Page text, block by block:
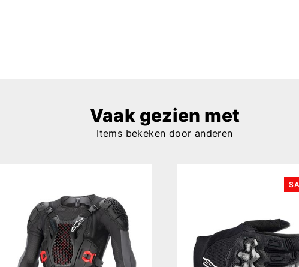
Vaak gezien met
Items bekeken door anderen